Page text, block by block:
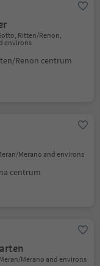
Ritten/Renon,
environs
Renon centrum
Merano and environs
centrum
Merano and environs